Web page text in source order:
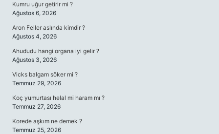
Kumru uğur getirir mi ?
Ağustos 6, 2026
Aron Feller aslında kimdir ?
Ağustos 4, 2026
Ahududu hangi organa iyi gelir ?
Ağustos 3, 2026
Vicks balgam söker mi ?
Temmuz 29, 2026
Koç yumurtası helal mi haram mı ?
Temmuz 27, 2026
Korede aşkım ne demek ?
Temmuz 25, 2026